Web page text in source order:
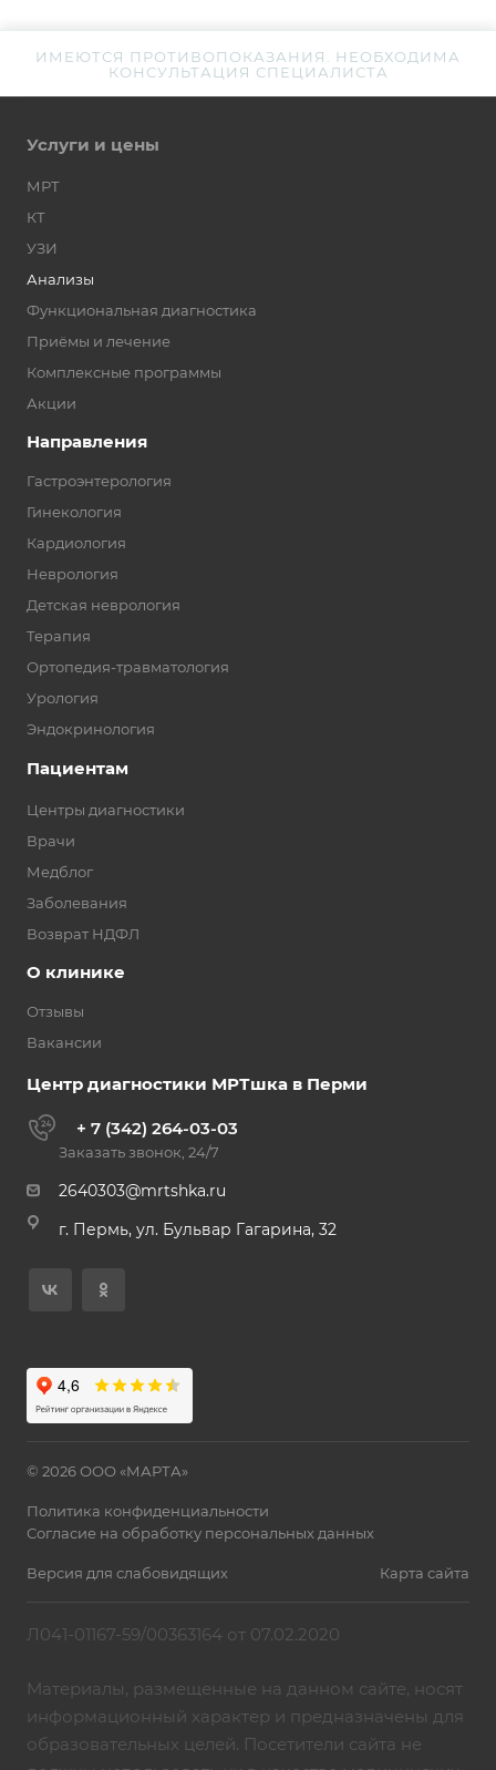
ИМЕЮТСЯ ПРОТИВОПОКАЗАНИЯ. НЕОБХОДИМА
КОНСУЛЬТАЦИЯ СПЕЦИАЛИСТА
Услуги и цены
МРТ
КТ
УЗИ
Анализы
Функциональная диагностика
Приёмы и лечение
Комплексные программы
Акции
Направления
Гастроэнтерология
Гинекология
Кардиология
Неврология
Детская неврология
Терапия
Ортопедия-травматология
Урология
Эндокринология
Пациентам
Центры диагностики
Врачи
Медблог
Заболевания
Возврат НДФЛ
О клинике
Отзывы
Вакансии
Центр диагностики МРТшка в Перми
+ 7 (342) 264-03-03
Заказать звонок, 24/7
2640303@mrtshka.ru
г. Пермь, ул. Бульвар Гагарина, 32
© 2026 ООО «МАРТА»
Политика конфиденциальности
Согласие на обработку персональных данных
Версия для слабовидящих Карта сайта
Л041-01167-59/00363164 от 07.02.2020
Материалы, размещенные на данном сайте, носят
информационный характер и предназначены для
образовательных целей. Посетители сайта не